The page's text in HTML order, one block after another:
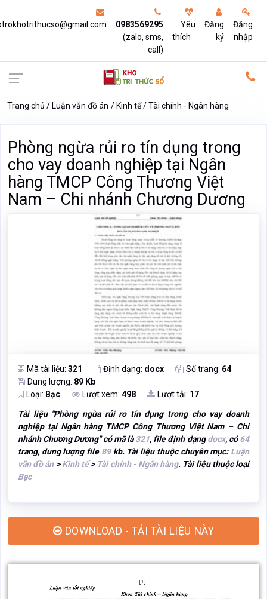
0983569295
(zalo, sms,
call)
Yêu
thích
Đăng
ký
Đăng
nhập
Trang chủ Luận văn đồ án Kinh tế Tài chính - Ngân hàng
Phòng ngừa rủi ro tín dụng trong
cho vay doanh nghiệp tại Ngân
hàng TMCP Công Thương Việt
Nam – Chi nhánh Chương Dương
Mã tài liệu: 321 Định dạng: docx Số trang: 64
Dung lượng: 89 Kb
Loại: Bạc Lượt xem: 498 Lượt tải: 17
Tài liệu "Phòng ngừa rủi ro tín dụng trong cho vay doanh
nghiệp tại Ngân hàng TMCP Công Thương Việt Nam – Chi
nhánh Chương Dương" có mã là321, file định dạngdocx, có64
trang, dung lượng file 89kb. Tài liệu thuộc chuyên mục: Luận
văn đồ án>Kinh tế> Tài chính - Ngân hàng. Tài liệu thuộc loại
Bạc
DOWNLOAD - TẢI TÀI LIỆU NÀY